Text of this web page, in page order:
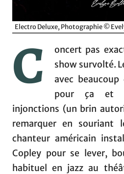
Electro Deluxe, Photographie ©
C
oncert pas
show survolté.
avec
pour ça et
injonctions (un brin
remarquer en souriant
chanteur américain
Copley pour se lever,
habituel en jazz au